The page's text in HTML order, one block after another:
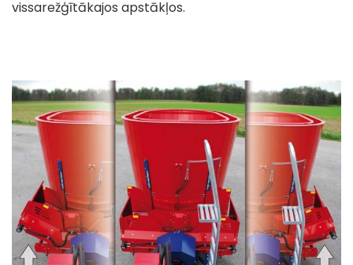
vissarežģītākajos apstākļos.